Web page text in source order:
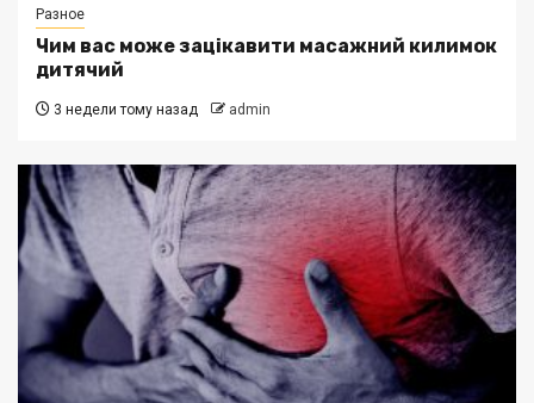
Разное
Чим вас може зацікавити масажний килимок
дитячий
3 недели тому назад admin